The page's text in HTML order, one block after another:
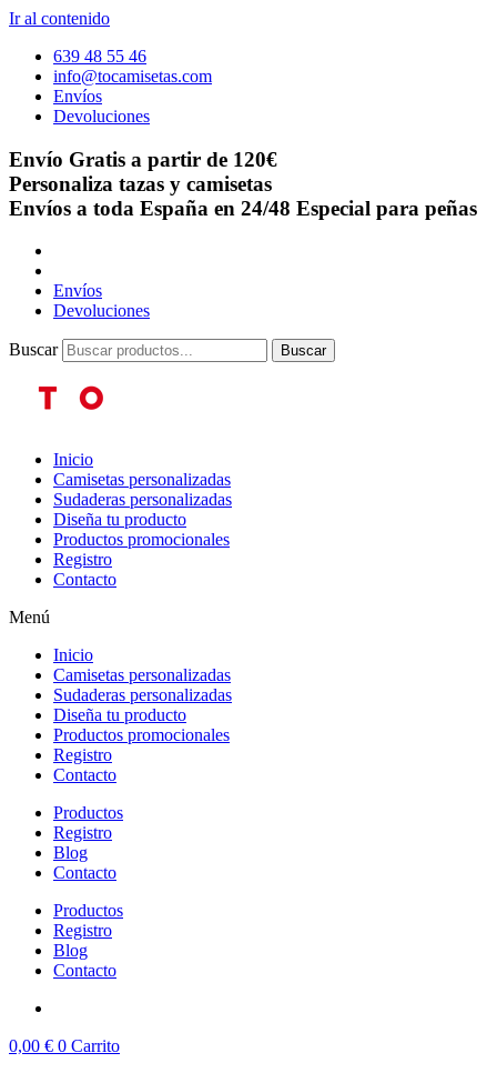
Ir al contenido
639 48 55 46
info@tocamisetas.com
Envíos
Devoluciones
Envío Gratis a partir de 120€
Personaliza tazas y camisetas
Envíos a toda España en 24/48 Especial para peñas
Envíos
Devoluciones
Buscar Buscar
Inicio
Camisetas personalizadas
Sudaderas personalizadas
Diseña tu producto
Productos promocionales
Registro
Contacto
Menú
Inicio
Camisetas personalizadas
Sudaderas personalizadas
Diseña tu producto
Productos promocionales
Registro
Contacto
Productos
Registro
Blog
Contacto
Productos
Registro
Blog
Contacto
0,00 € 0 Carrito